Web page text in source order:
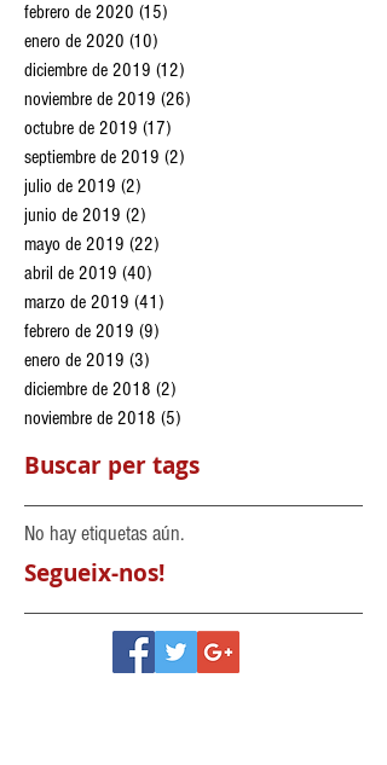
marzo de 2020
(6)6 entradas
febrero de 2020 (15) 15 entradas
enero de 2020 (10) 10 entradas
diciembre de 2019 (12)
noviembre de 2019 (26)
octubre de 2019
septiembre de 2019
julio de 2019 (2)2 entradas
junio de 2019 (2)2 entradas
mayo de 2019 (22) 22 entradas
abril de 2019 (40)40 entradas
marzo de 2019
(41)
febrero de 2019 (9) 9 entradas
enero de 2019 (3)3 entradas
noviembre de 2018 (5)5 entradas
Buscar per tags
No hay etiquetas aún.
Segueix-nos!